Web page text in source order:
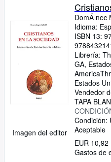
Imagen del editor
DomÃ nec
Idioma:
ISBN 13:
Librería:
GA,
America
Estados
Vendedor
TAPA
Condición:
Aceptable
EUR 10,92
Gastos de